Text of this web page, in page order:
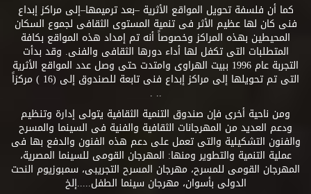
كما أن فلسفة تحويل المواقع الأثرية –بعد ترميمها–إلى مراكز إبداع
فنى كان لها عظيم الأثر فى تنمية المستوى الثقافى لجموع السكان
المحيطين بهذه المراكز وخصوصاً أنه تم إمداد هذه المواقع بكافة
المتطلبات التى تكفل لها أداء دورها الثقافى والفنى. وقد بدأت
التجربة عام 1996 ببيت الهراوى وامتدت حتى وصل عدد المواقع الأثرية
التى تم تحويلها إلى مراكز إبداع فنى تابعة للصندوق إلى (16 ) مركزاً
.. .
ومن ناحية أخرى فإن صندوق التنمية الثقافية يتولى إدارة وتنظيم
ودعم العديد من المهرجانات الثقافية والفنية فى السينما والمسرح
والفنون التشكيلية والتى تعمل على دعم هذه الفنون والدفع بها فى
عملية التنمية والتطوير ومنها: المهرجان القومى للسينما المصرية،
المهرجان القومى للمسرح، مهرجان المسرح التجريبى، سمبوزيوم النحت
الدولى بأسوان، مهرجان سينما الطفل.....إلخ